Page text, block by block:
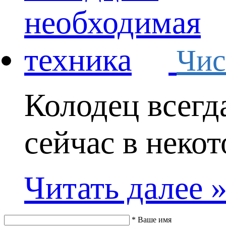
Колодец
сейчас в
Читать далее
* Ваше имя